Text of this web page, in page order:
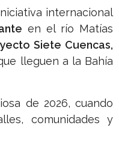
internacional
en el río Matías
Siete Cuencas,
lleguen a la Bahía
de 2026, cuando
comunidades y